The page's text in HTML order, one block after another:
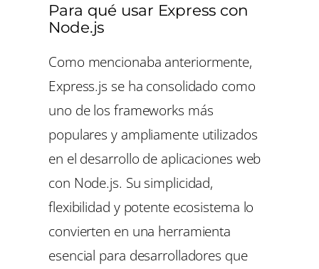
Para qué usar Express con
Node.js
Como mencionaba anteriormente,
Express.js se ha consolidado como
uno de los frameworks más
populares y ampliamente utilizados
en el desarrollo de aplicaciones web
con Node.js. Su simplicidad,
flexibilidad y potente ecosistema lo
convierten en una herramienta
esencial para desarrolladores que